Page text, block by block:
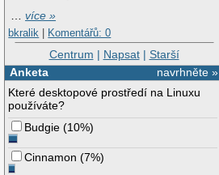
…více »
bkralik
Komentářů: 0
Centrum | Napsat| Starší
navrhněte »
Anketa
Které desktopové prostředí na Linuxu
používáte?
Budgie (10%)
Cinnamon (7%)